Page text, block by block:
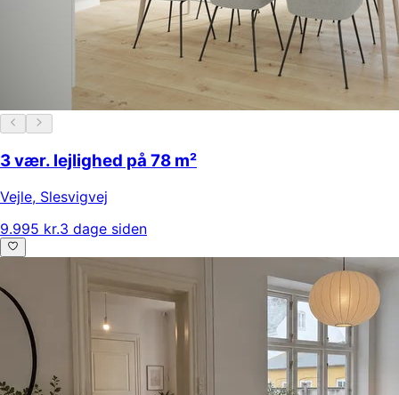
3 vær. lejlighed på 78 m²
Vejle, Slesvigvej
9.995 kr.3 dage siden